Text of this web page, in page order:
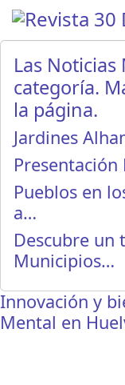
Las Noticias
categoría.
la página.
Jardines
Pueblos en
a…
Descubre un
Municipios…
Innovación y
Mental en